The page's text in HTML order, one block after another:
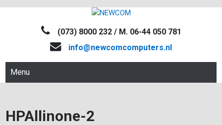
NEWCOM(073) 8000 232 / M. 06-44 050 781
info@newcomcomputers.nl
Menu
HPAllinone-2